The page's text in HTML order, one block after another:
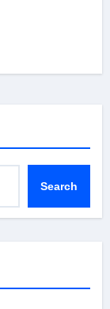
Search